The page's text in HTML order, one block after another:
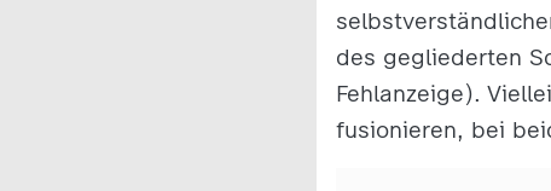
des gegliederten
Fehlanzeige).
fusionieren, bei